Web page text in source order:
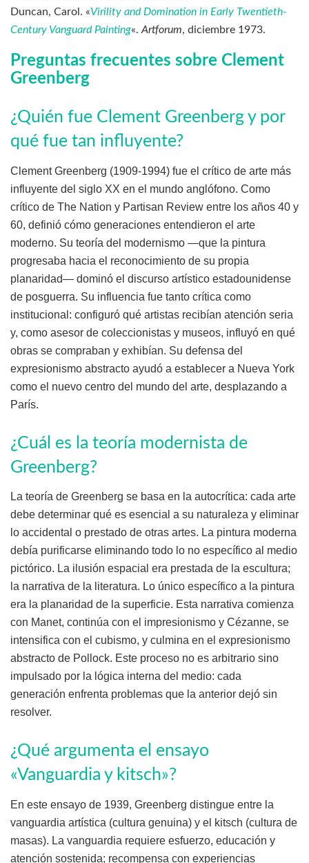
Duncan, Carol. «Virility and Domination in Early Twentieth-
Century Vanguard Painting«. Artforum, diciembre 1973.
Preguntas frecuentes sobre Clement
Greenberg
¿Quién fue Clement Greenberg y por
qué fue tan influyente?
Clement Greenberg (1909-1994) fue el crítico de arte más
influyente del siglo XX en el mundo anglófono. Como
crítico de The Nation y Partisan Review entre los años 40 y
60, definió cómo generaciones entendieron el arte
moderno. Su teoría del modernismo —que la pintura
progresaba hacia el reconocimiento de su propia
planaridad— dominó el discurso artístico estadounidense
de posguerra. Su influencia fue tanto crítica como
institucional: configuró qué artistas recibían atención seria
y, como asesor de coleccionistas y museos, influyó en qué
obras se compraban y exhibían. Su defensa del
expresionismo abstracto ayudó a establecer a Nueva York
como el nuevo centro del mundo del arte, desplazando a
París.
¿Cuál es la teoría modernista de
Greenberg?
La teoría de Greenberg se basa en la autocrítica: cada arte
debe determinar qué es esencial a su naturaleza y eliminar
lo accidental o prestado de otras artes. La pintura moderna
debía purificarse eliminando todo lo no específico al medio
pictórico. La ilusión espacial era prestada de la escultura;
la narrativa de la literatura. Lo único específico a la pintura
era la planaridad de la superficie. Esta narrativa comienza
con Manet, continúa con el impresionismo y Cézanne, se
intensifica con el cubismo, y culmina en el expresionismo
abstracto de Pollock. Este proceso no es arbitrario sino
impulsado por la lógica interna del medio: cada
generación enfrenta problemas que la anterior dejó sin
resolver.
¿Qué argumenta el ensayo
«Vanguardia y kitsch»?
En este ensayo de 1939, Greenberg distingue entre la
vanguardia artística (cultura genuina) y el kitsch (cultura de
masas). La vanguardia requiere esfuerzo, educación y
atención sostenida; recompensa con experiencias